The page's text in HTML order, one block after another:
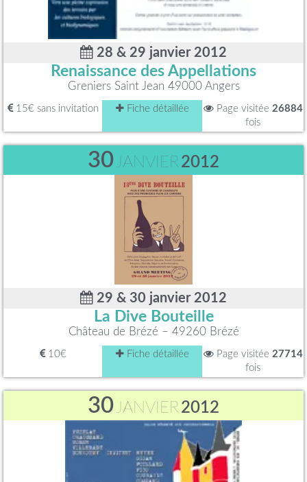
28 & 29 janvier 2012
Renaissance des Appellations
Greniers Saint Jean 49000 Angers
15€ sans invitation Fiche détaillée Page visitée 26884
fois
30JANVIER2012
29 & 30 janvier 2012
La Dive Bouteille
Château de Brézé – 49260 Brézé
10€ Fiche détaillée Page visitée 27714
fois
30JANVIER2012